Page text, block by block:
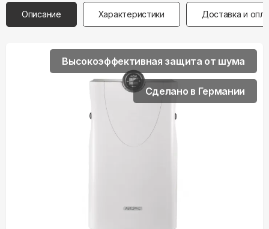
Описание Характеристики Доставка и
Высокоэффективная защита от шума
Сделано в Германии